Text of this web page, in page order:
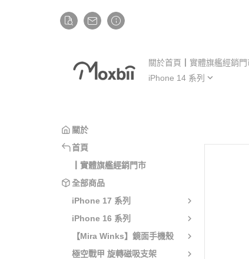
關於首頁 ┃實體旗艦經銷門
iPhone 14 系列
關於
首頁
┃實體旗艦經銷門市
全部商品
iPhone 17 系列
iPhone 16 系列
【Mira Winks】鏡面手機殼
極空戰甲 旋轉磁吸支架